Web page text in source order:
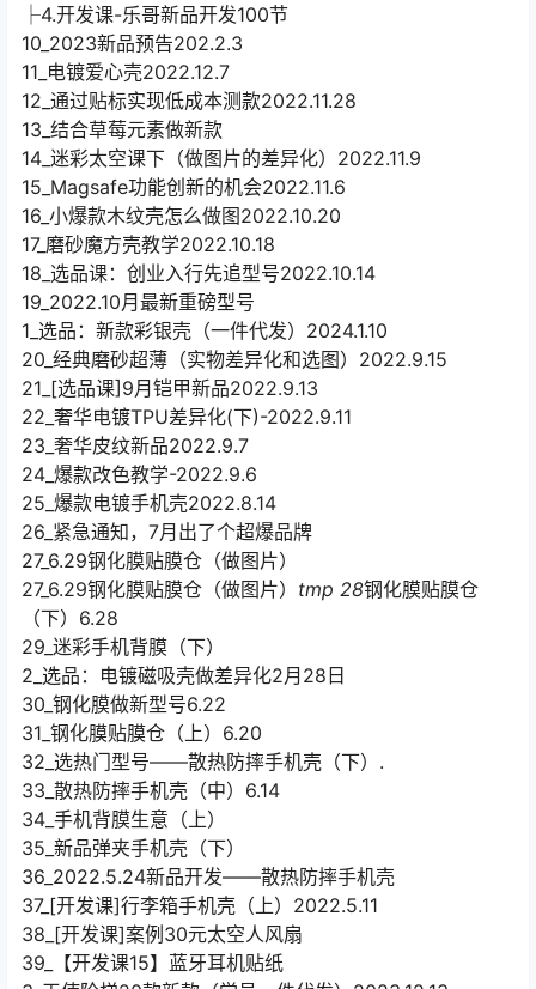
├4.开发课-乐哥新品开发100节
10_2023新品预告202.2.3
11_电镀爱心壳2022.12.7
12_通过贴标实现低成本测款2022.11.28
13_结合草莓元素做新款
14_迷彩太空课下（做图片的差异化）2022.11.9
15_Magsafe功能创新的机会2022.11.6
16_小爆款木纹壳怎么做图2022.10.20
17_磨砂魔方壳教学2022.10.18
18_选品课：创业入行先追型号2022.10.14
19_2022.10月最新重磅型号
1_选品：新款彩银壳（一件代发）2024.1.10
20_经典磨砂超薄（实物差异化和选图）2022.9.15
21_[选品课]9月铠甲新品2022.9.13
22_奢华电镀TPU差异化(下)-2022.9.11
23_奢华皮纹新品2022.9.7
24_爆款改色教学-2022.9.6
25_爆款电镀手机壳2022.8.14
26_紧急通知，7月出了个超爆品牌
27_6.29钢化膜贴膜仓（做图片）
27_6.29钢化膜贴膜仓（做图片） tmp 28钢化膜贴膜仓
（下）6.28
29_迷彩手机背膜（下）
2_选品：电镀磁吸壳做差异化2月28日
30_钢化膜做新型号6.22
31_钢化膜贴膜仓（上）6.20
32_选热门型号——散热防摔手机壳（下）.
33_散热防摔手机壳（中）6.14
34_手机背膜生意（上）
35_新品弹夹手机壳（下）
36_2022.5.24新品开发——散热防摔手机壳
37_[开发课]行李箱手机壳（上）2022.5.11
38_[开发课]案例30元太空人风扇
39_【开发课15】蓝牙耳机贴纸